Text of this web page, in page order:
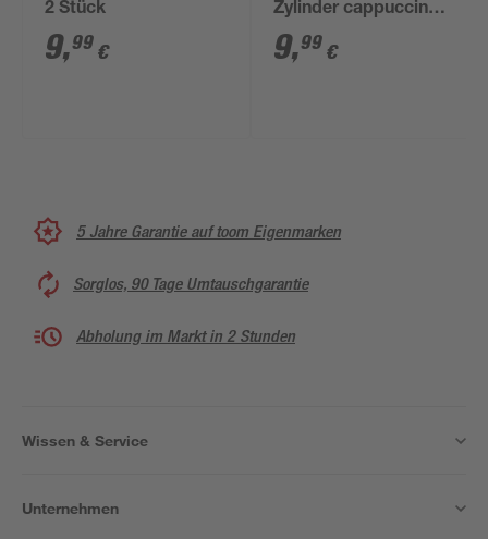
2 Stück
9,99 €
Zylinder cappuccino 2
Stück
9,99 €
5 Jahre Garantie auf toom Eigenmarken
Sorglos, 90 Tage Umtauschgarantie
Abholung im Markt in 2 Stunden
Wissen & Service
Unternehmen